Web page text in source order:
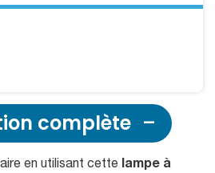
complète
en utilisant cette lampe à